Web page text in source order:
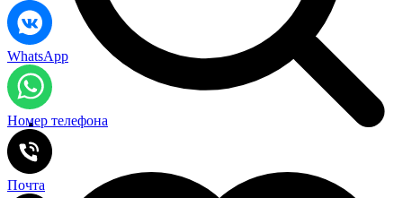
WhatsApp
Номер телефона
Почта